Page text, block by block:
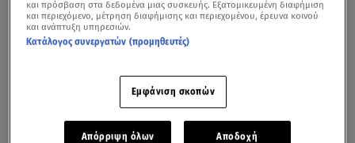
Γαία Μερκούρη - Άγγελος Λάτσιος: Δείτε φωτογραφίες τους στο
και πρόσβαση στα δεδομένα μιας συσκευής. Εξατομικευμένη διαφήμιση
και περιεχόμενο, μέτρηση διαφήμισης και περιεχομένου, έρευνα κοινού
και ανάπτυξη υπηρεσιών.
Κατάλογος συνεργατών (προμηθευτές)
Εμφάνιση σκοπών
Απόρριψη όλων Αποδοχή